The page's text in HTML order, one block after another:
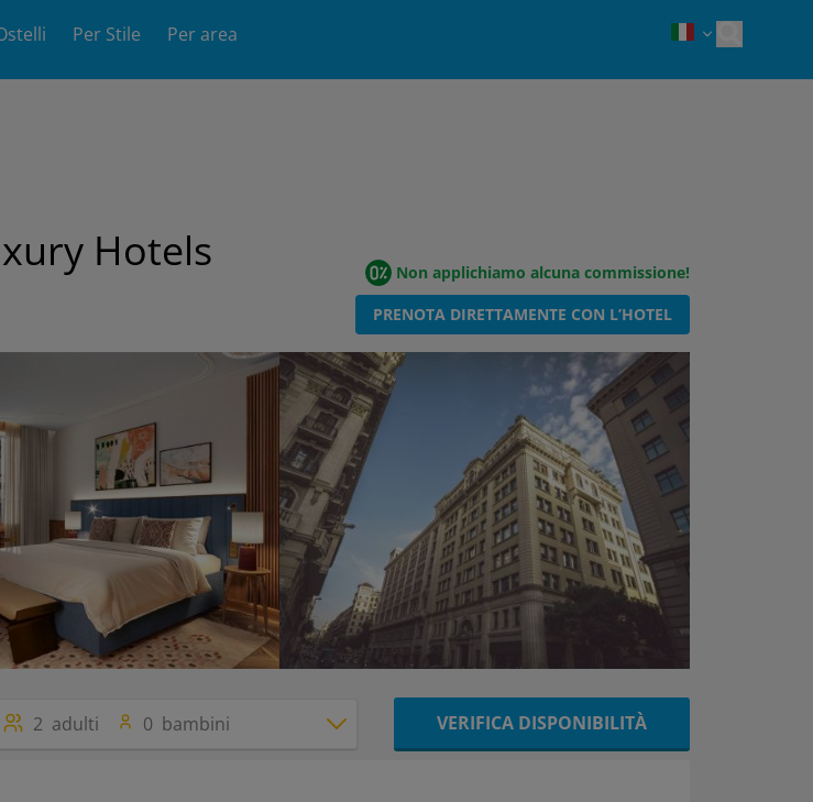
Per Stile Per area
Hotels
Non applichiamo alcuna commissione!
PRENOTA DIRETTAMENTE CON L’HOTEL
2 adulti 0 bambini VERIFICA DISPONIBILITÀ